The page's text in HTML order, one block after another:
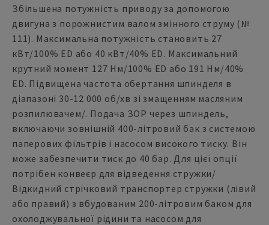
Збільшена потужність приводу за допомогою
двигуна з порожнистим валом змінного струму (№
111). Максимальна потужність становить 27
кВт/100% ED або 40 кВт/40% ED. Максимальний
крутний момент 127 Нм/100% ED або 191 Нм/40%
ED. Підвищена частота обертання шпинделя в
діапазоні 30-12 000 об/хв зі змащенням масляним
розпилювачем/. Подача ЗОР через шпиндель,
включаючи зовнішній 400-літровий бак з системою
паперових фільтрів і насосом високого тиску. Він
може забезпечити тиск до 40 бар. Для цієї опції
потрібен конвеєр для відведення стружки/
Відкидний стрічковий транспортер стружки (лівий
або правий) з вбудованим 200-літровим баком для
охолоджувальної рідини та насосом для